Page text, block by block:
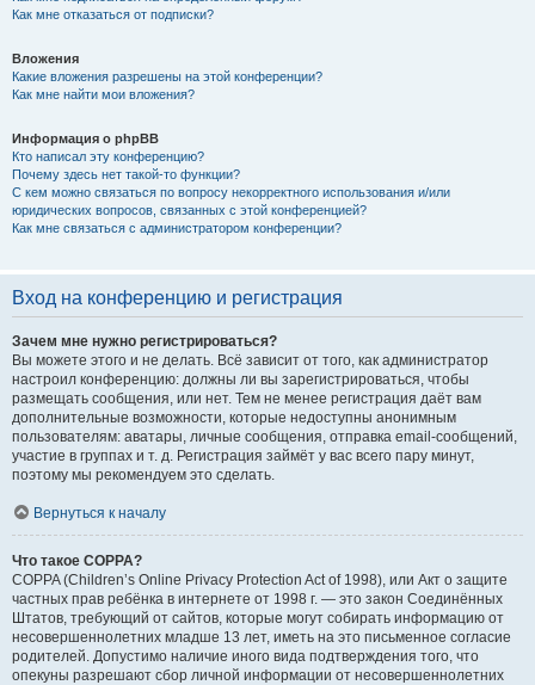
Как мне отказаться от подписки?
Вложения
Какие вложения разрешены на этой конференции?
Как мне найти мои вложения?
Информация о phpBB
Кто написал эту конференцию?
Почему здесь нет такой-то функции?
С кем можно связаться по вопросу некорректного использования и/или
юридических вопросов, связанных с этой конференцией?
Как мне связаться с администратором конференции?
Вход на конференцию и регистрация
Зачем мне нужно регистрироваться?
Вы можете этого и не делать. Всё зависит от того, как администратор
настроил конференцию: должны ли вы зарегистрироваться, чтобы
размещать сообщения, или нет. Тем не менее регистрация даёт вам
дополнительные возможности, которые недоступны анонимным
пользователям: аватары, личные сообщения, отправка email-сообщений,
участие в группах и т. д. Регистрация займёт у вас всего пару минут,
поэтому мы рекомендуем это сделать.
Вернуться к началу
Что такое COPPA?
COPPA (Children’s Online Privacy Protection Act of 1998), или Акт о защите
частных прав ребёнка в интернете от 1998 г. — это закон Соединённых
Штатов, требующий от сайтов, которые могут собирать информацию от
несовершеннолетних младше 13 лет, иметь на это письменное согласие
родителей. Допустимо наличие иного вида подтверждения того, что
опекуны разрешают сбор личной информации от несовершеннолетних